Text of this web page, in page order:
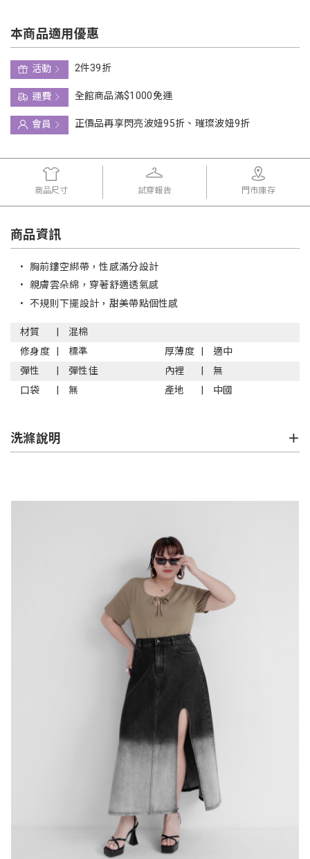
本商品適用優惠
活動
2件39折
運費
全館商品滿$1000免運
會員
正價品再享閃亮波妞95折、璀璨波妞9折
商品尺寸 試穿報告 門市庫存
商品資訊
• 胸前鏤空綁帶，性感滿分設計
• 親膚雲朵綿，穿著舒適透氣感
• 不規則下擺設計，甜美帶點個性感
材質
混棉
修身度
標準 厚薄度
適中
彈性
彈性佳 內裡
無
口袋
無 產地 中國
洗滌說明